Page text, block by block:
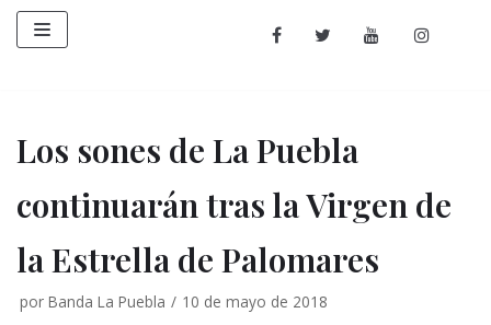
Saltar
al
Los sones de La Puebla
continuarán tras la Virgen de
la Estrella de Palomares
por Banda La Puebla 10 de mayo de 2018